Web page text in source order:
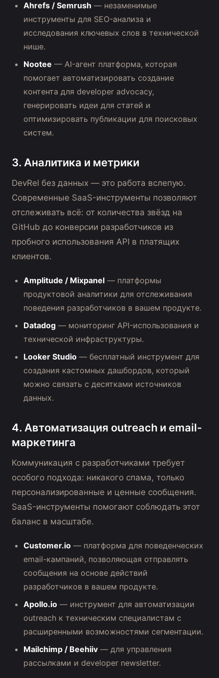
Ahrefs / Semrush — незаменимые
инструменты для SEO-анализа и
исследования ключевых слов в технической
нише.
Nootee — AI-агент платформа, которая
помогает автоматизировать создание
контента для developer advocacy,
генерировать идеи для статей и
оптимизировать публикации для поисковых
систем.
3. Аналитика и метрики
DevRel без данных — это работа вслепую.
Современные SaaS-инструменты позволяют
отслеживать всё: от количества звёзд на
GitHub до конверсии разработчиков из
пробного использования API в платящих
клиентов.
Amplitude / Mixpanel — платформы
продуктовой аналитики для отслеживания
поведения разработчиков в вашем продукте.
Datadog — мониторинг API-использования и
технической инфраструктуры.
Looker Studio — бесплатный инструмент для
создания кастомных дашбордов, который
можно связать с десятками источников
данных.
4. Автоматизация outreach и email-
маркетинга
Коммуникация с разработчиками требует
особого подхода: никакого спама, только
персонализированные и ценные сообщения.
SaaS-инструменты помогают соблюдать этот
баланс в масштабе.
Customer.io — платформа для поведенческих
email-кампаний, позволяющая отправлять
сообщения на основе действий
разработчиков в вашем продукте.
Apollo.io — инструмент для автоматизации
outreach к техническим специалистам с
расширенными возможностями сегментации.
Mailchimp / Beehiiv — для управления
рассылками и developer newsletter.